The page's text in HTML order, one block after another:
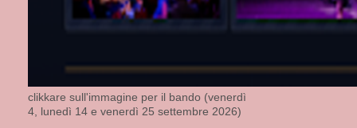
clikkare sull'immagine per il bando (venerdì
4, lunedì 14 e venerdì 25 settembre 2026)